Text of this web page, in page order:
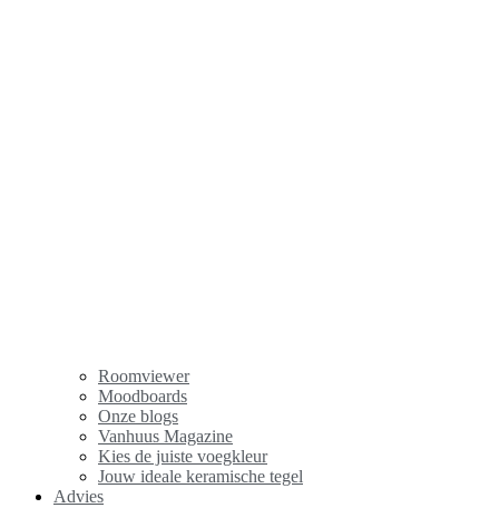
Roomviewer
Moodboards
Onze blogs
Vanhuus Magazine
Kies de juiste voegkleur
Jouw ideale keramische tegel
Advies